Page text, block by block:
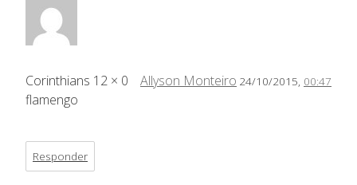
Allyson Monteiro 24/10/2015, 00:47
Corinthians 12 × 0
flamengo
Responder